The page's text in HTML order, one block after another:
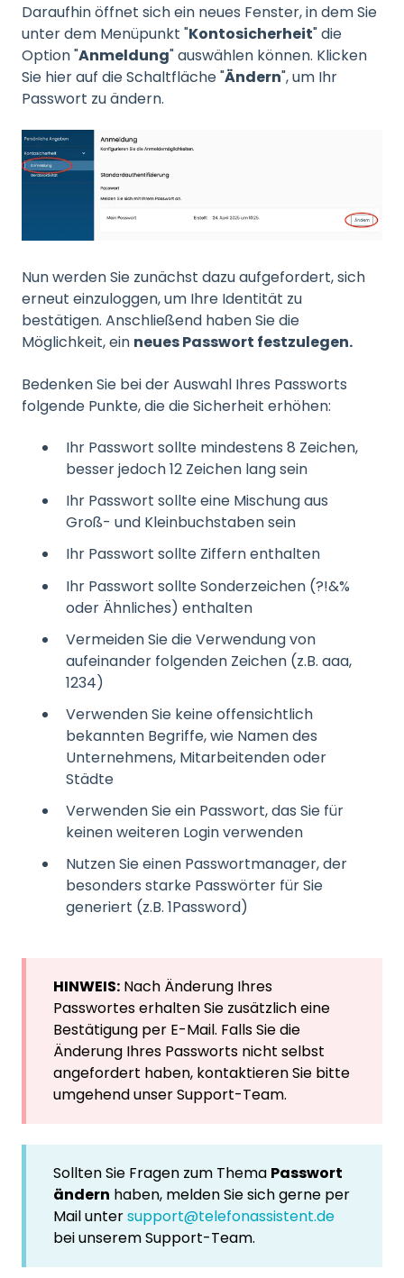
Daraufhin öffnet sich ein neues Fenster, in dem Sie
unter dem Menüpunkt "Kontosicherheit" die
Option "Anmeldung" auswählen können. Klicken
Sie hier auf die Schaltfläche "Ändern", um Ihr
Passwort zu ändern.
Nun werden Sie zunächst dazu aufgefordert, sich
erneut einzuloggen, um Ihre Identität zu
bestätigen. Anschließend haben Sie die
Möglichkeit, ein neues Passwort festzulegen.
Bedenken Sie bei der Auswahl Ihres Passworts
folgende Punkte, die die Sicherheit erhöhen:
Ihr Passwort sollte mindestens 8 Zeichen,
besser jedoch 12 Zeichen lang sein
Ihr Passwort sollte eine Mischung aus
Groß- und Kleinbuchstaben sein
Ihr Passwort sollte Ziffern enthalten
Ihr Passwort sollte Sonderzeichen (?!&%
oder Ähnliches) enthalten
Vermeiden Sie die Verwendung von
aufeinander folgenden Zeichen (z.B. aaa,
1234)
Verwenden Sie keine offensichtlich
bekannten Begriffe, wie Namen des
Unternehmens, Mitarbeitenden oder
Städte
Verwenden Sie ein Passwort, das Sie für
keinen weiteren Login verwenden
Nutzen Sie einen Passwortmanager, der
besonders starke Passwörter für Sie
generiert (z.B. 1Password)
HINWEIS: Nach Änderung Ihres
Passwortes erhalten Sie zusätzlich eine
Bestätigung per E-Mail. Falls Sie die
Änderung Ihres Passworts nicht selbst
angefordert haben, kontaktieren Sie bitte
umgehend unser Support-Team.
Sollten Sie Fragen zum Thema Passwort
ändern haben, melden Sie sich gerne per
Mail untersupport@telefonassistent.de
bei unserem Support-Team.